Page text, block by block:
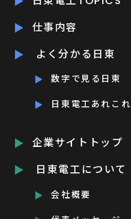
仕事内容
よく分かる日東
数字で見る日東
日東電工あれこれ
企業サイトトップ
日東電工について
会社概要